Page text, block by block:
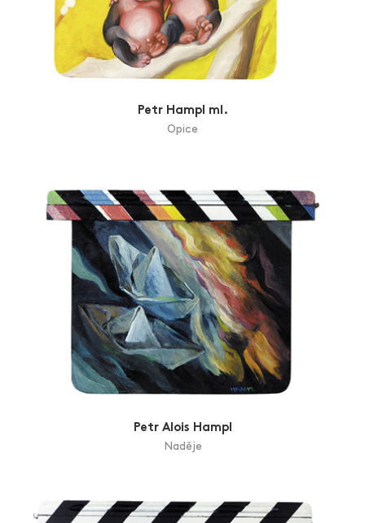
Petr Hampl ml.
Opice
Petr Alois Hampl
Naděje